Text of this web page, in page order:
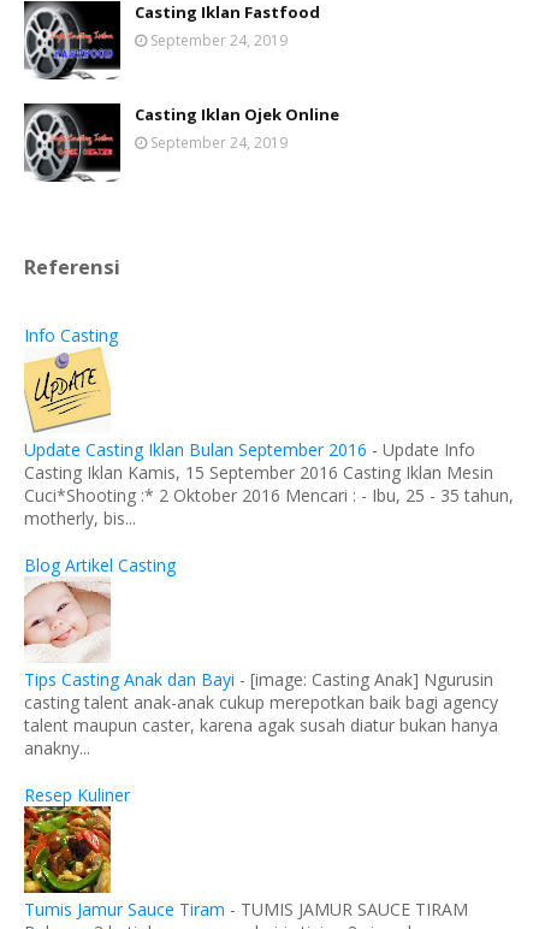
Casting Iklan Fastfood
September 24, 2019
Casting Iklan Ojek Online
September 24, 2019
Referensi
Info Casting
Update Casting Iklan Bulan September 2016 - Update Info
Casting Iklan Kamis, 15 September 2016 Casting Iklan Mesin
Cuci*Shooting :* 2 Oktober 2016 Mencari : - Ibu, 25 - 35 tahun,
motherly, bis...
Blog Artikel Casting
Tips Casting Anak dan Bayi - [image: Casting Anak] Ngurusin
casting talent anak-anak cukup merepotkan baik bagi agency
talent maupun caster, karena agak susah diatur bukan hanya
anakny...
Resep Kuliner
Tumis Jamur Sauce Tiram - TUMIS JAMUR SAUCE TIRAM